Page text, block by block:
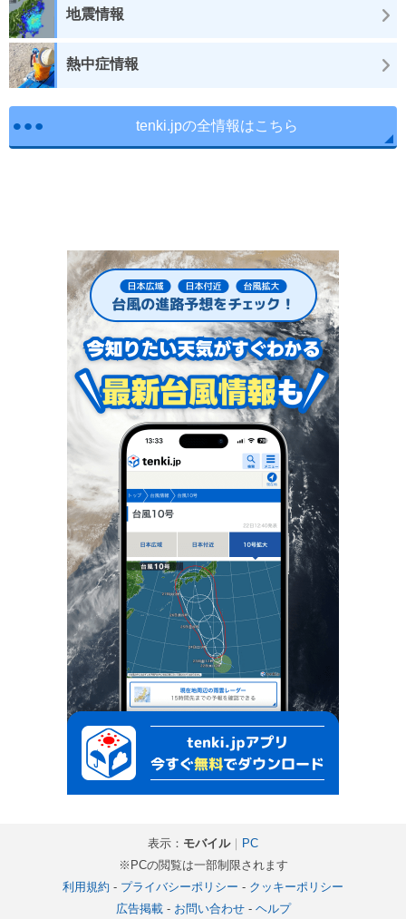
地震情報
熱中症情報
tenki.jpの全情報はこちら
表示： モバイル｜ PC
※PCの閲覧は一部制限されます
利用規約 - プライバシーポリシー - クッキーポリシー
広告掲載- お問い合わせ- ヘルプ